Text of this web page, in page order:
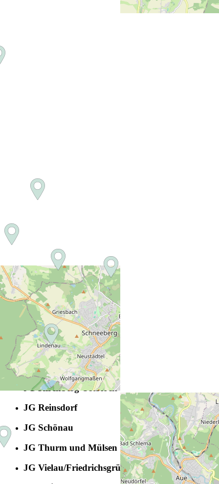
+−
2 km
Leaflet |©OpenStreetMap
EC Mülsen St. Jacob
EC Mülsen St. Niclas
EC Ortmannsdorf
JG Härtensdorf
JG Kirchberg Ostblock
JG Reinsdorf
JG Schönau
JG Thurm und Mülsen ST. Micheln
JG Vielau/Friedrichsgrün